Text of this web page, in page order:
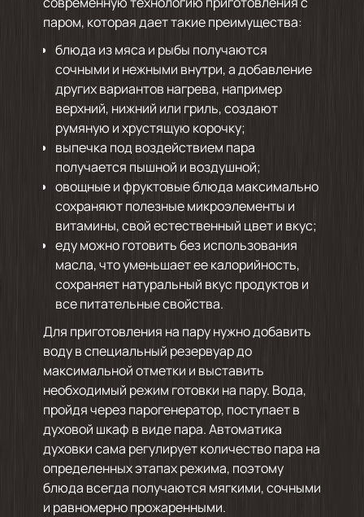
паром, которая дает такие преимущества:
блюда из мяса и рыбы получаются
сочными и нежными внутри, а добавление
других вариантов нагрева, например
верхний, нижний или гриль, создают
румяную и хрустящую корочку;
выпечка под воздействием пара
получается пышной и воздушной;
овощные и фруктовые блюда максимально
сохраняют полезные микроэлементы и
витамины, свой естественный цвет и вкус;
еду можно готовить без использования
масла, что уменьшает ее калорийность,
сохраняет натуральный вкус продуктов и
все питательные свойства.
Для приготовления на пару нужно добавить
воду в специальный резервуар до
максимальной отметки и выставить
необходимый режим готовки на пару. Вода,
пройдя через парогенератор, поступает в
духовой шкаф в виде пара. Автоматика
духовки сама регулирует количество пара на
определенных этапах режима, поэтому
блюда всегда получаются мягкими, сочными
и равномерно прожаренными.